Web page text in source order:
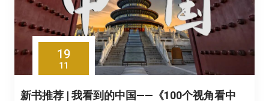
19
11
新书推荐 | 我看到的中国——《100个视角看中